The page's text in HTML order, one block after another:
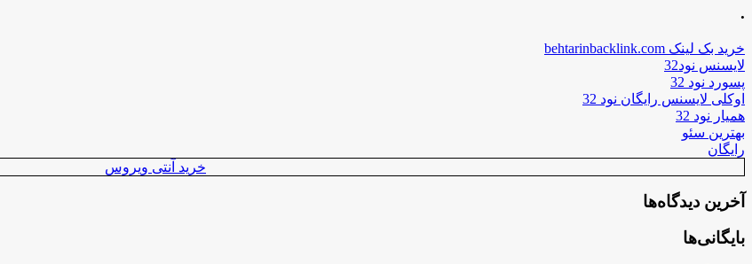
.
خرید بک لینک behtarinbacklink.com
لایسنس نود32
پسورد نود 32
اوکلی لایسنس رایگان نود 32
همیار نود 32
بهترین سئو
رایگان
خرید آنتی ویروس
آخرین دیدگاه‌ها
بایگانی‌ها